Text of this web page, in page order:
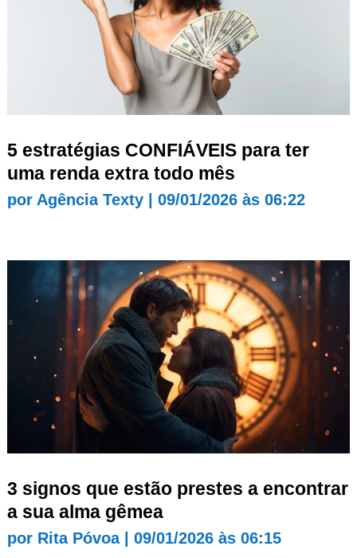
5 estratégias CONFIÁVEIS para ter
uma renda extra todo mês
por Agência Texty| 09/01/2026 às 06:22
3 signos que estão prestes a encontrar
a sua alma gêmea
por Rita Póvoa| 09/01/2026 às 06:15